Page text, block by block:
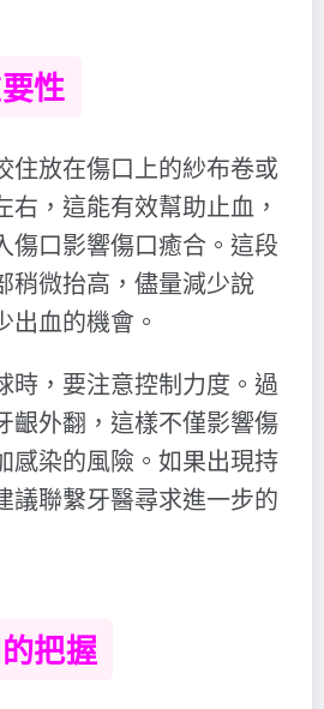
性
住放在傷口上的紗布卷或
右，這能有效幫助止血，
傷口影響傷口癒合。這段
稍微抬高，儘量減少說
出血的機會。
時，要注意控制力度。過
齦外翻，這樣不僅影響傷
感染的風險。如果出現持
議聯繫牙醫尋求進一步的
把握